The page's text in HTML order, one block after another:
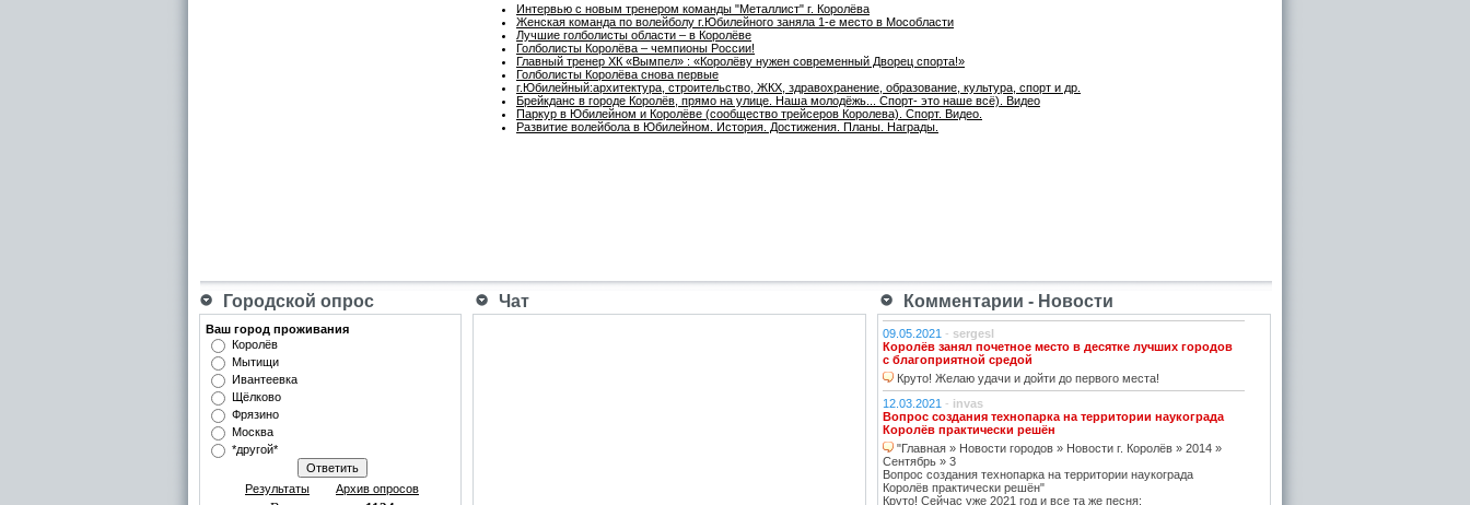
Интервью с новым тренером команды "Металлист" г. Королёва
Женская команда по волейболу г.Юбилейного заняла 1-е место в Мособласти
Лучшие голболисты области – в Королёве
Голболисты Королёва – чемпионы России!
Главный тренер ХК «Вымпел» : «Королёву нужен современный Дворец спорта!»
Голболисты Королёва снова первые
г.Юбилейный:архитектура, строительство, ЖКХ, здравохранение, образование, культура, спорт и др.
Брейкданс в городе Королёв, прямо на улице. Наша молодёжь... Спорт- это наше всё). Видео
Паркур в Юбилейном и Королёве (сообщество трейсеров Королева). Спорт. Видео.
Развитие волейбола в Юбилейном. История. Достижения. Планы. Награды.
Городской опрос Чат Комментарии - Новости
Ваш город проживания
Королёв
Мытищи
Ивантеевка
Щёлково
Фрязино
Москва
*другой*
Результаты Архив опросов
09.05.2021 - sergesl
Королёв занял почетное место в десятке лучших городов
с благоприятной средой
Круто! Желаю удачи и дойти до первого места!
12.03.2021 - invas
Вопрос создания технопарка на территории наукограда
Королёв практически решён
"Главная » Новости городов » Новости г. Королёв » 2014 »
Сентябрь » 3
Вопрос создания технопарка на территории наукограда
Королёв практически решён"
Круто! Сейчас уже 2021 год и все та же песня: